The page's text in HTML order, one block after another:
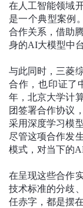
在人工智能领域
是一个典型案例
合作关系，借助
身的AI大模型中
与此同时，三菱
合作，也印证了
年，北京大学计
团签署合作协议
采用深度学习模
尽管这项合作发
模式，对当下的
在呈现这些合作
技术标准的分歧
任赤字，都是摆